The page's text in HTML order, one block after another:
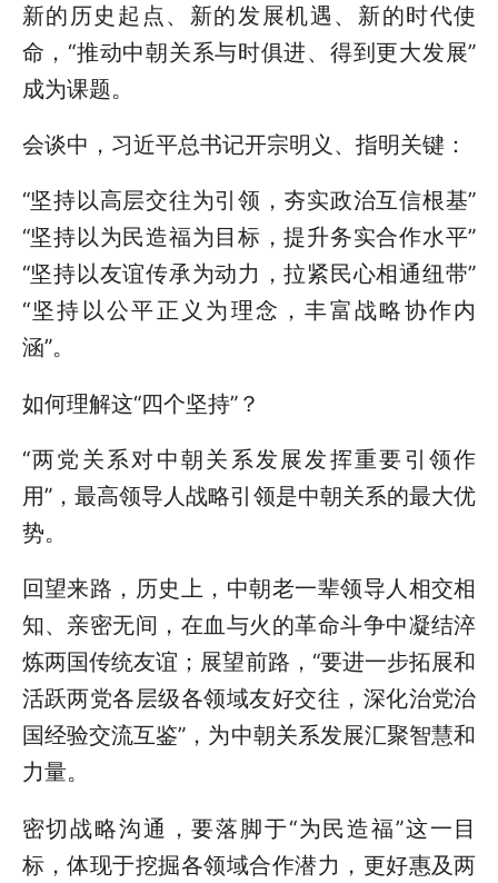
新的历史起点、新的发展机遇、新的时代使
命，“推动中朝关系与时俱进、得到更大发展”
成为课题。
会谈中，习近平总书记开宗明义、指明关键：
“坚持以高层交往为引领，夯实政治互信根基”
“坚持以为民造福为目标，提升务实合作水平”
“坚持以友谊传承为动力，拉紧民心相通纽带”
“坚持以公平正义为理念，丰富战略协作内
涵”。
如何理解这“四个坚持”？
“两党关系对中朝关系发展发挥重要引领作
用”，最高领导人战略引领是中朝关系的最大优
势。
回望来路，历史上，中朝老一辈领导人相交相
知、亲密无间，在血与火的革命斗争中凝结淬
炼两国传统友谊；展望前路，“要进一步拓展和
活跃两党各层级各领域友好交往，深化治党治
国经验交流互鉴”，为中朝关系发展汇聚智慧和
力量。
密切战略沟通，要落脚于“为民造福”这一目
标，体现于挖掘各领域合作潜力，更好惠及两